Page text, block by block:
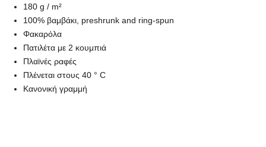
180 g / m²
100% βαμβάκι, preshrunk and ring-spun
Φακαρόλα
Πατιλέτα με 2 κουμπιά
Πλαϊνές ραφές
Πλένεται στους 40 ° C
Κανονική γραμμή